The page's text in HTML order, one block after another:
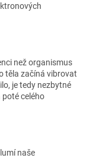
než organismus
těla začíná vibrovat
je tedy nezbytné
celého
naše